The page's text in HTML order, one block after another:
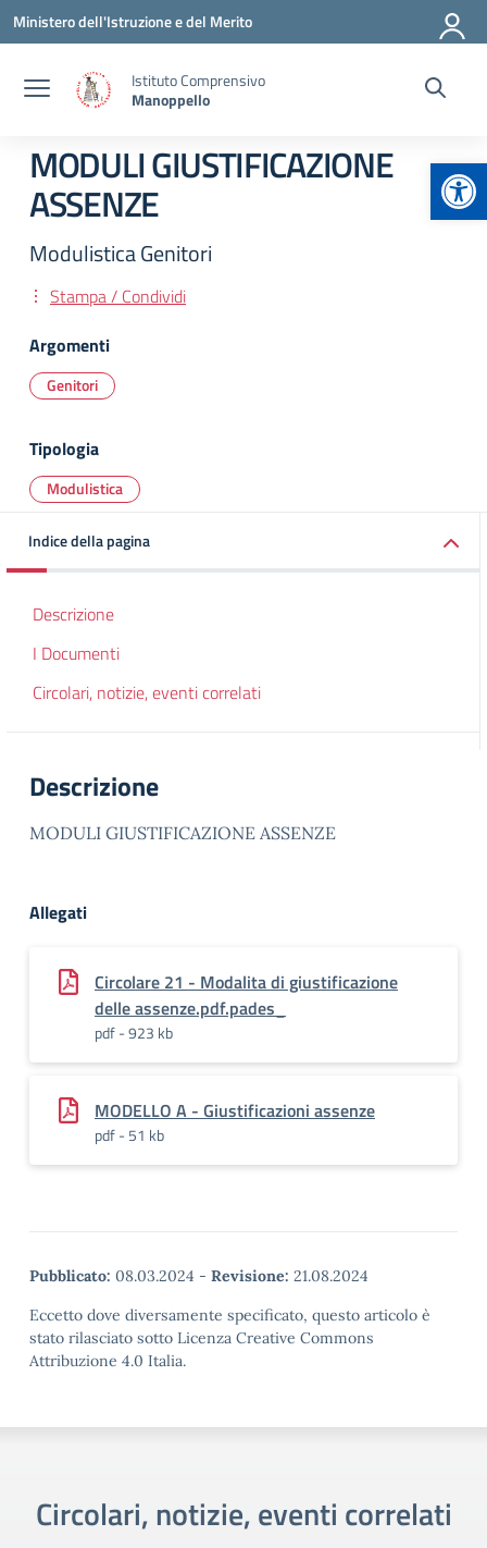
Vai ai contenuti
Vai al menu di navigazione
Vai al footer
Ministero dell'Istruzione e del Merito
Istituto Comprensivo
Manoppello
MODULI GIUSTIFICAZIONE
ASSENZE
Modulistica Genitori
Stampa / Condividi
Argomenti
Genitori
Tipologia
Modulistica
Indice della pagina
Descrizione
I Documenti
Circolari, notizie, eventi correlati
Descrizione
MODULI GIUSTIFICAZIONE ASSENZE
Allegati
Circolare 21 - Modalita di giustificazione
delle assenze.pdf.pades_
pdf - 923 kb
MODELLO A - Giustificazioni assenze
pdf - 51 kb
Pubblicato: 08.03.2024 - Revisione: 21.08.2024
Eccetto dove diversamente specificato, questo articolo è
stato rilasciato sotto Licenza Creative Commons
Attribuzione 4.0 Italia.
Circolari, notizie, eventi correlati